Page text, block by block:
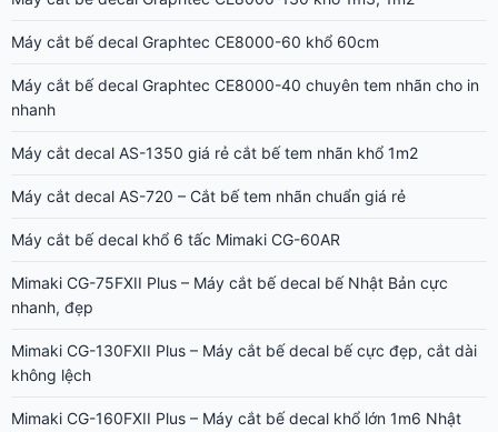
Máy cắt bế decal Graphtec CE8000-60 khổ 60cm
Máy cắt bế decal Graphtec CE8000-40 chuyên tem nhãn cho in
nhanh
Máy cắt decal AS-1350 giá rẻ cắt bế tem nhãn khổ 1m2
Máy cắt decal AS-720 – Cắt bế tem nhãn chuẩn giá rẻ
Máy cắt bế decal khổ 6 tấc Mimaki CG-60AR
Mimaki CG-75FXII Plus – Máy cắt bế decal bế Nhật Bản cực
nhanh, đẹp
Mimaki CG-130FXII Plus – Máy cắt bế decal bế cực đẹp, cắt dài
không lệch
Mimaki CG-160FXII Plus – Máy cắt bế decal khổ lớn 1m6 Nhật